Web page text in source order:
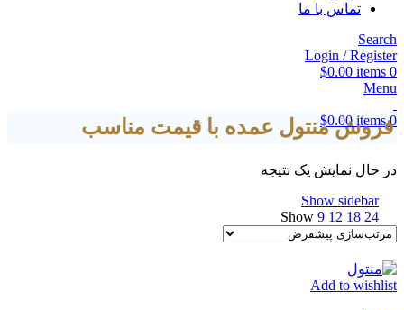
تماس با ما
Search
Login / Register
0
items
$0.00
Menu
0
items
$0.00
فروش منتول عمده با قیمت مناسب
در حال نمایش یک نتیجه
Show sidebar
Show 9 12 18 24
Add to wishlist